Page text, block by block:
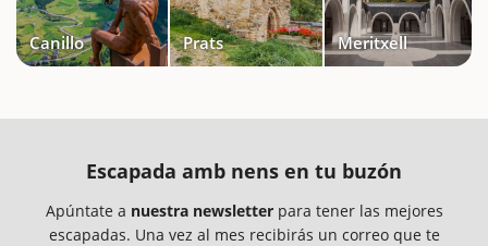
Canillo Prats Meritxell
Escapada amb nens en tu buzón
Apúntate a nuestra newsletterpara tener las mejores
escapadas. Una vez al mes recibirás un correo que te